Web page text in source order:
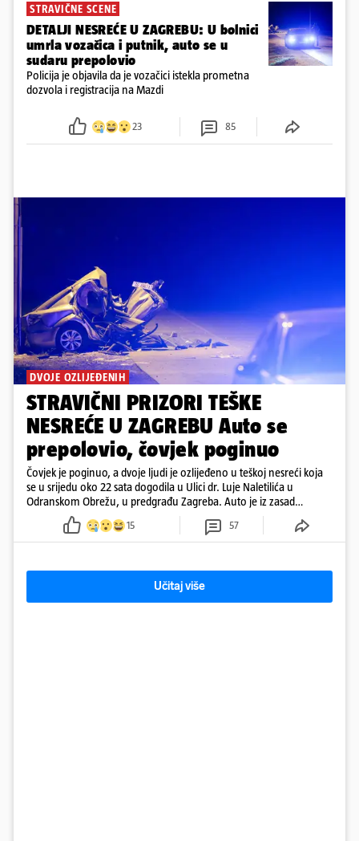
STRAVIČNE SCENE
DETALJI NESREĆE U ZAGREBU: U bolnici
umrla vozačica i putnik, auto se u
sudaru prepolovio
Policija je objavila da je vozačici istekla prometna
dozvola i registracija na Mazdi
23 85
DVOJE OZLIJEĐENIH
STRAVIČNI PRIZORI TEŠKE
NESREĆE U ZAGREBU Auto se
prepolovio, čovjek poginuo
Čovjek je poginuo, a dvoje ljudi je ozlijeđeno u teškoj nesreći koja
se u srijedu oko 22 sata dogodila u Ulici dr. Luje Naletilića u
Odranskom Obrežu, u predgrađu Zagreba. Auto je iz zasad
neutvrđenih razloga sletio s kolnika, a od siline udara vozilo se
prepolovilo.
15 57
Učitaj više